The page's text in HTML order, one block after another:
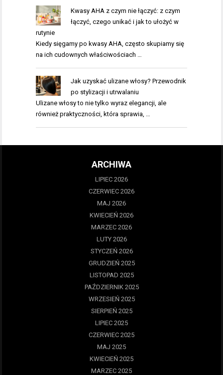
Kwasy AHA z czym nie łączyć: z czym
łączyć, czego unikać i jak to ułożyć w
rutynie
Kiedy sięgamy po kwasy AHA, często skupiamy się
na ich cudownych właściwościach …
Jak uzyskać ulizane włosy? Przewodnik
po stylizacji i utrwalaniu
Ulizane włosy to nie tylko wyraz elegancji, ale
również praktyczności, która sprawia, …
ARCHIWA
LIPIEC 2026
CZERWIEC 2026
MAJ 2026
KWIECIEŃ 2026
MARZEC 2026
LUTY 2026
STYCZEŃ 2026
GRUDZIEŃ 2025
LISTOPAD 2025
PAŹDZIERNIK 2025
WRZESIEŃ 2025
SIERPIEŃ 2025
LIPIEC 2025
CZERWIEC 2025
MAJ 2025
KWIECIEŃ 2025
MARZEC 2025